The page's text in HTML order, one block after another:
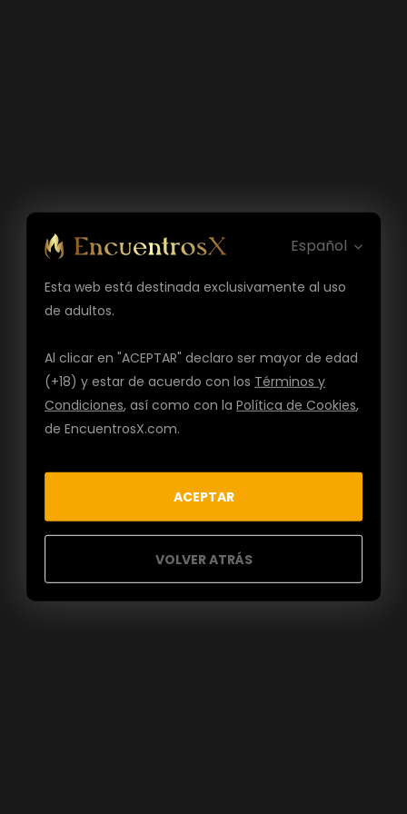
Español
Esta web está destinada exclusivamente al uso
de adultos.
Al clicar en "ACEPTAR" declaro ser mayor de edad
(+18) y estar de acuerdo con los Términos y
Condiciones, así como con laPolítica de Cookies,
de EncuentrosX.com.
ACEPTAR
VOLVER ATRÁS